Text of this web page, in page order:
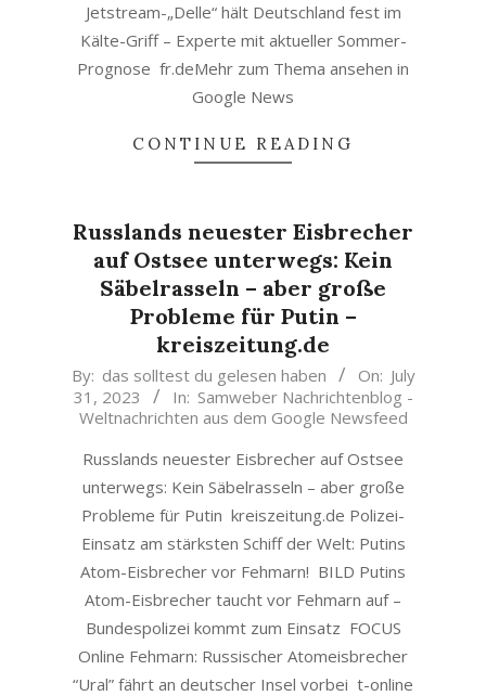
Jetstream-„Delle“ hält Deutschland fest im
Kälte-Griff – Experte mit aktueller Sommer-
Prognose fr.deMehr zum Thema ansehen in
Google News
CONTINUE READING
Russlands neuester Eisbrecher
auf Ostsee unterwegs: Kein
Säbelrasseln – aber große
Probleme für Putin –
kreiszeitung.de
2023-
07-
31
By: das solltest du gelesen haben On: July
31, 2023
In: Samweber Nachrichtenblog -
Weltnachrichten aus dem Google Newsfeed
Russlands neuester Eisbrecher auf Ostsee
unterwegs: Kein Säbelrasseln – aber große
Probleme für Putin kreiszeitung.de Polizei-
Einsatz am stärksten Schiff der Welt: Putins
Atom-Eisbrecher vor Fehmarn! BILD Putins
Atom-Eisbrecher taucht vor Fehmarn auf –
Bundespolizei kommt zum Einsatz FOCUS
Online Fehmarn: Russischer Atomeisbrecher
“Ural” fährt an deutscher Insel vorbei t-online